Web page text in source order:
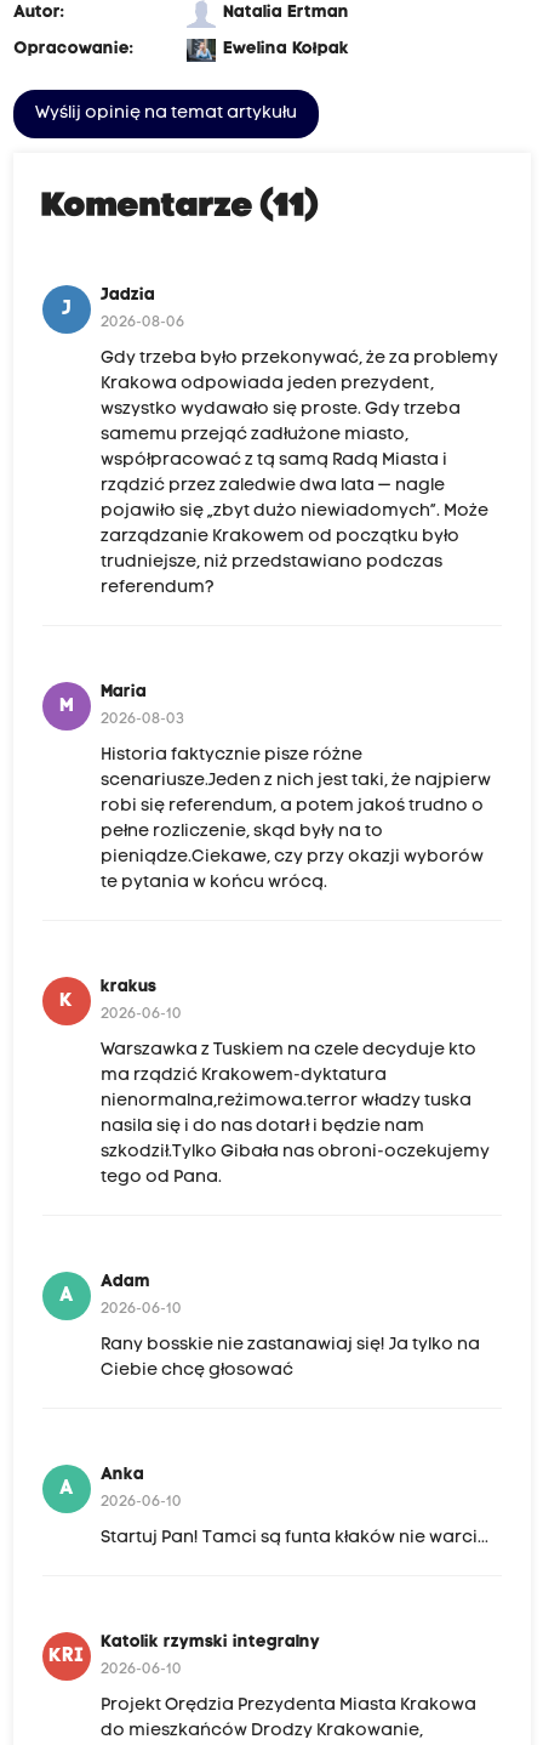
Autor:
Natalia Ertman
Opracowanie:
Ewelina Kołpak
Wyślij opinię na temat artykułu
Komentarze (11)
J
Jadzia
2026-08-06
Gdy trzeba było przekonywać, że za problemy
Krakowa odpowiada jeden prezydent,
wszystko wydawało się proste. Gdy trzeba
samemu przejąć zadłużone miasto,
współpracować z tą samą Radą Miasta i
rządzić przez zaledwie dwa lata — nagle
pojawiło się „zbyt dużo niewiadomych”. Może
zarządzanie Krakowem od początku było
trudniejsze, niż przedstawiano podczas
referendum?
M
Maria
2026-08-03
Historia faktycznie pisze różne
scenariusze.Jeden z nich jest taki, że najpierw
robi się referendum, a potem jakoś trudno o
pełne rozliczenie, skąd były na to
pieniądze.Ciekawe, czy przy okazji wyborów
te pytania w końcu wrócą.
K
krakus
2026-06-10
Warszawka z Tuskiem na czele decyduje kto
ma rządzić Krakowem-dyktatura
nienormalna,reżimowa.terror władzy tuska
nasila się i do nas dotarł i będzie nam
szkodził.Tylko Gibała nas obroni-oczekujemy
tego od Pana.
A
Adam
2026-06-10
Rany bosskie nie zastanawiaj się! Ja tylko na
Ciebie chcę głosować
A
Anka
2026-06-10
Startuj Pan! Tamci są funta kłaków nie warci...
KRI
Katolik rzymski integralny
2026-06-10
Projekt Orędzia Prezydenta Miasta Krakowa
do mieszkańców Drodzy Krakowanie,